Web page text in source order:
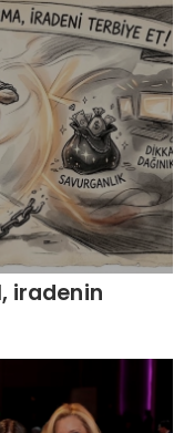
iradenin